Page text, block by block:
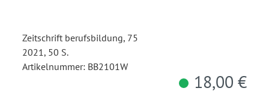
Zeitschrift berufsbildung, 75
2021, 50 S.
Artikelnummer: BB2101W
18,00 €